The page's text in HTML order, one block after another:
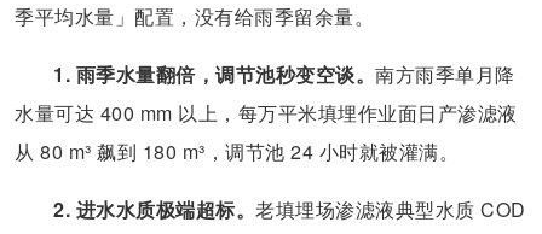
季平均水量」配置，没有给雨季留余量。
1. 雨季水量翻倍，调节池秒变空谈。 南方雨季单月降
水量可达 400 mm 以上，每万平米填埋作业面日产渗滤液
从 80 m³ 飙到 180 m³，调节池 24 小时就被灌满。
2. 进水水质极端超标。 老填埋场渗滤液典型水质 COD